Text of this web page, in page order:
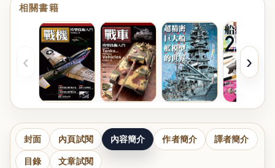
相關書籍
‹ ›
封面 內頁試閱 內容簡介 作者簡介 譯者簡介
目錄 文章試閱